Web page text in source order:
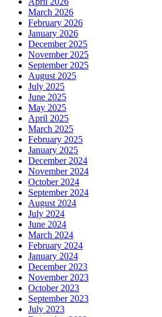
March 2026
February 2026
January 2026
December 2025
November 2025
September 2025
August 2025
July 2025
June 2025
May 2025
April 2025
March 2025
February 2025
January 2025
December 2024
November 2024
October 2024
September 2024
August 2024
July 2024
June 2024
March 2024
February 2024
January 2024
December 2023
November 2023
October 2023
September 2023
July 2023